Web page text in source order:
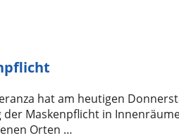
hat am heutigen
Maskenpflicht in
Orten …